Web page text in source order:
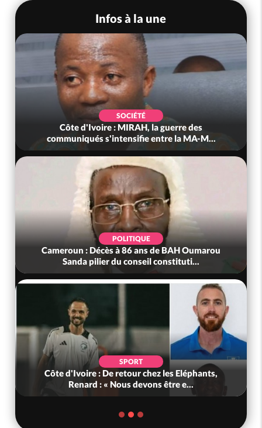
Infos à la une
SOCIÉTÉ
Côte d'Ivoire : MIRAH, la guerre des
communiqués s'intensifie entre la MA-M...
POLITIQUE
Cameroun : Décès à 86 ans de BAH Oumarou
Sanda pilier du conseil constituti...
SPORT
Côte d'Ivoire : De retour chez les Eléphants,
Renard : « Nous devons être e...